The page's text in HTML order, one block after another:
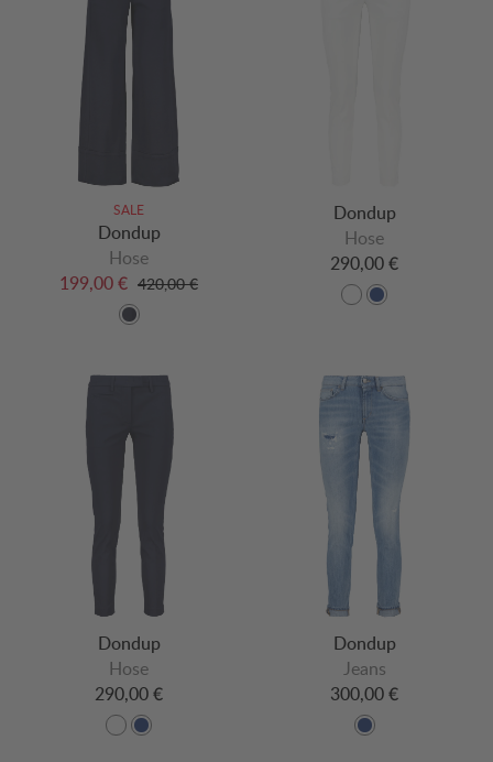
SALE
Dondup
Hose
199,00 € 420,00 €
Dondup
Hose
290,00 €
Dondup
Hose
290,00 €
Dondup
Jeans
300,00 €